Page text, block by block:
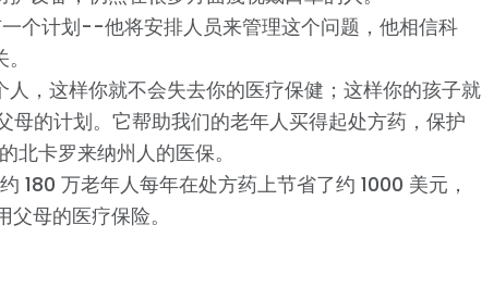
个计划--他将安排人员来管理这个问题，他相信科
，这样你就不会失去你的医疗保健；这样你的孩子就
母的计划。它帮助我们的老年人买得起处方药，保护
北卡罗来纳州人的医保。
180 万老年人每年在处方药上节省了约 1000 美元，
母的医疗保险。